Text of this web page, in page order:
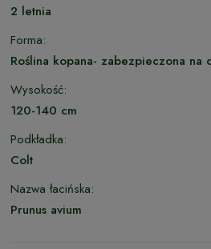
2 letnia
Forma:
Roślina kopana- zabezpieczona na
Wysokość:
120-140 cm
Podkładka:
Colt
Nazwa łacińska:
Prunus avium